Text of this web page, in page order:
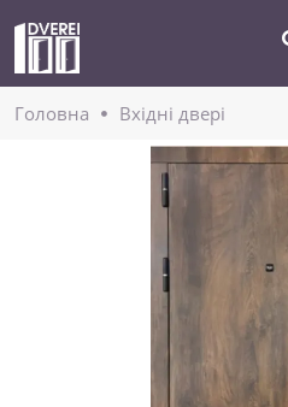
Головнa Вхідні двері